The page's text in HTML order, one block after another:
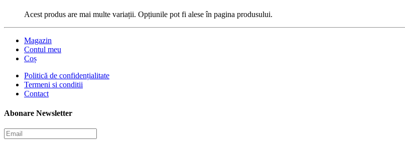
Acest produs are mai multe variații. Opțiunile pot fi alese în pagina produsului.
Magazin
Contul meu
Coș
Politică de confidențialitate
Termeni si conditii
Contact
Abonare Newsletter